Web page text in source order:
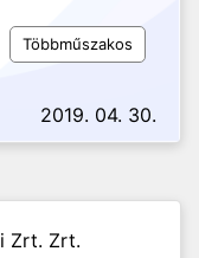
Többműszakos
2019. 04. 30.
Zrt. Zrt.